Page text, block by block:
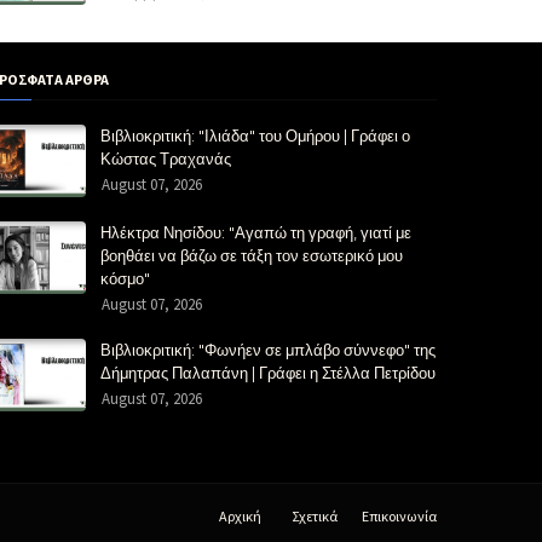
ΑΡΘΡΑ
Βιβλιοκριτική: "Ιλιάδα" του Ομήρου | Γράφει ο
Κώστας Τραχανάς
August 07, 2026
Ηλέκτρα Νησίδου: "Αγαπώ τη γραφή, γιατί με
βοηθάει να βάζω σε τάξη τον εσωτερικό μου
κόσμο"
August 07, 2026
Βιβλιοκριτική: "Φωνήεν σε μπλάβο σύννεφο" της
Δήμητρας Παλαπάνη | Γράφει η Στέλλα Πετρίδου
August 07, 2026
Αρχική Σχετικά Επικοινωνία